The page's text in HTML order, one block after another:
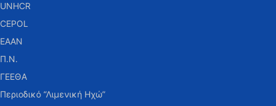
UNHCR
CEPOL
ΕΑΑΝ
Π.Ν.
ΓΕΕΘΑ
Περιοδικό “Λιμενική Ηχώ”